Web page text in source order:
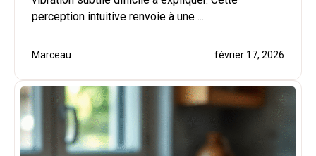
perception intuitive renvoie à une ...
Marceau février 17, 2026